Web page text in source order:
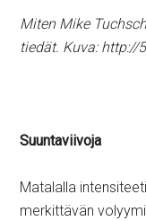
Miten Mike
tiedät. Kuva:
Suuntaviivoja
Matalalla
merkittävän